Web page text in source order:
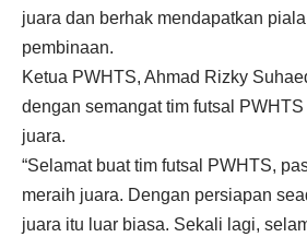
juara dan berhak mendapatkan
pembinaan.
Ketua PWHTS, Ahmad Rizky
dengan semangat tim futsal
juara.
“Selamat buat tim futsal PWHTS,
meraih juara. Dengan persiapan
juara itu luar biasa. Sekali lagi,